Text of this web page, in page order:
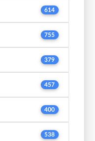
614
755
379
457
400
538